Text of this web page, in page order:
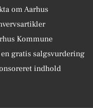
om Aarhus
Kommune
en gratis salgsvurdering
indhold